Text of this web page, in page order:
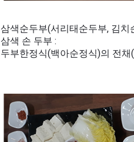
삼색순두부(서리태순두부, 김
삼색 손 두부 :
두부한정식(백아순정식)의 전